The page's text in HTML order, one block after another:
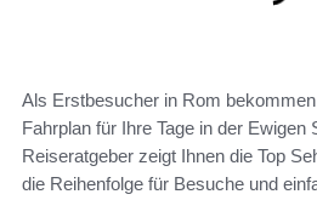
Als Erstbesucher in Rom
Fahrplan für Ihre Tage in der Ewigen
Reiseratgeber zeigt Ihnen die Top
die Reihenfolge für Besuche und